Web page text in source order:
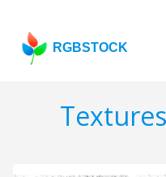
RGBSTOCK
Textures